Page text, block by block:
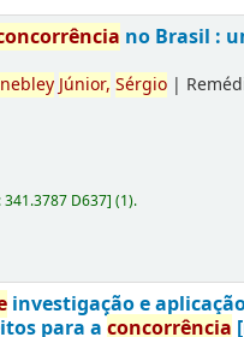
no Brasil :
Júnior, Sérgio |
:341.3787 D637](1).
investigação e
para aconcorrência